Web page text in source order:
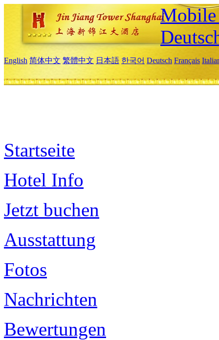
Mobile
English 简体中文 繁體中文 日本語 한국어 Deutsch Français
Startseite
Hotel Info
Jetzt buchen
Ausstattung
Fotos
Nachrichten
Bewertungen